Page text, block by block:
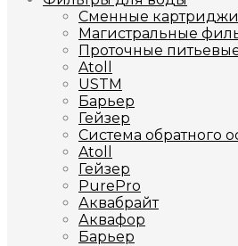
Сменные картриджи
Магистральные
Проточные
Atoll
USTM
Барьер
Гейзер
Система обратного
Atoll
Гейзер
PurePro
Аквабрайт
Аквафор
Барьер